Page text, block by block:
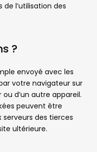
l’utilisation des
?
envoyé avec les
votre navigateur sur
d’un autre appareil.
peuvent être
serveurs des tierces
ultérieure.